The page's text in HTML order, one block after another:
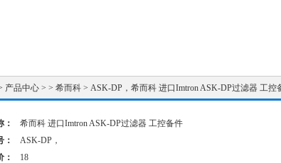
产品中心 > > 希而科 > ASK-DP，希而科 进口Imtron ASK-DP过滤器 工控
：
希而科 进口Imtron ASK-DP过滤器 工控备件
：
ASK-DP，
：
18